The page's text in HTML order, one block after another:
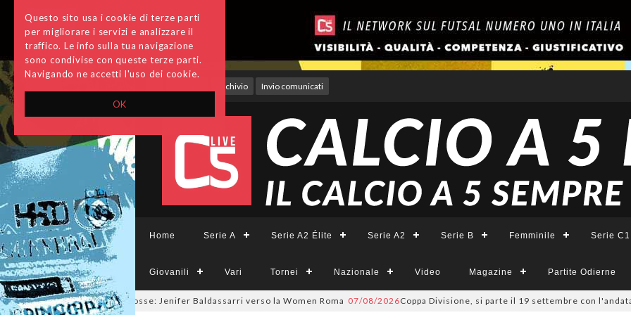
OK
Questo sito usa i cookie di terze parti
per migliorare i servizi e analizzare il
traffico. Le info sulla tua navigazione
sono condivise con queste terze parti.
Navigando ne accetti l'uso dei cookie.
Archivio Invio comunicati
Home Serie A Serie A2 Élite Serie A2 Serie B Femminile Serie C1
Giovanili Vari Tornei Nazionale Video Magazine Partite Odierne
a tinte giallorosse: Jenifer Baldassarri verso la Women Roma 07/08/2026Coppa Divisione, si parte il 19 settembre con l'andata del